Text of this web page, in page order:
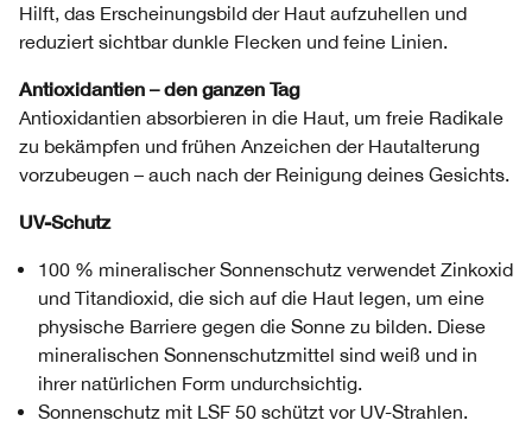
Hilft, das Erscheinungsbild der Haut aufzuhellen und
reduziert sichtbar dunkle Flecken und feine Linien.
Antioxidantien – den ganzen Tag
Antioxidantien absorbieren in die Haut, um freie Radikale
zu bekämpfen und frühen Anzeichen der Hautalterung
vorzubeugen – auch nach der Reinigung deines Gesichts.
UV-Schutz
100 % mineralischer Sonnenschutz verwendet Zinkoxid
und Titandioxid, die sich auf die Haut legen, um eine
physische Barriere gegen die Sonne zu bilden. Diese
mineralischen Sonnenschutzmittel sind weiß und in
ihrer natürlichen Form undurchsichtig.
Sonnenschutz mit LSF 50 schützt vor UV-Strahlen.